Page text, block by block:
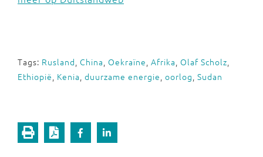
Tags: Rusland, China, Oekraïne, Afrika, Olaf Scholz,
Ethiopië, Kenia, duurzame energie, oorlog, Sudan